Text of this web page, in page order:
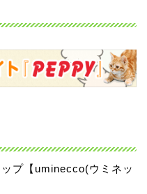
プ【uminecco(ウミネッ